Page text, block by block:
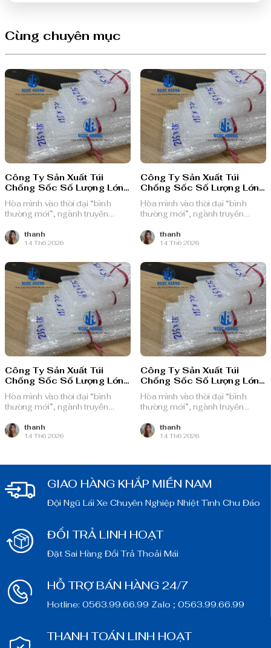
Cùng chuyên mục
Công Ty Sản Xuất Túi
Chống Sốc Số Lượng Lớn
Huyện Củ Chi
Hòa mình vào thời đại “bình
thường mới”, ngành truyền
nguồn lực dồi dào và chiến lược
bài bản, sẵn sàng ghi danh trên
thanh
14 Th6 2026
Công Ty Sản Xuất Túi
Chống Sốc Số Lượng Lớn
Tại Huyện Hóc Môn
Hòa mình vào thời đại “bình
thường mới”, ngành truyền
nguồn lực dồi dào và chiến lược
bài bản, sẵn sàng ghi danh trên
thanh
14 Th6 2026
Công Ty Sản Xuất Túi
Chống Sốc Số Lượng Lớn
Huyện Nhà Bè
Hòa mình vào thời đại “bình
thường mới”, ngành truyền
nguồn lực dồi dào và chiến lược
bài bản, sẵn sàng ghi danh trên
thanh
14 Th6 2026
Công Ty Sản Xuất Túi
Chống Sốc Số Lượng Lớn
Tại Khu Công Nghệ Cao
TP.HCM
Hòa mình vào thời đại “bình
thường mới”, ngành truyền
nguồn lực dồi dào và chiến lược
bài bản, sẵn sàng ghi danh trên
thanh
14 Th6 2026
GIAO HÀNG KHẮP MIỀN NAM
Đội Ngũ Lái Xe Chuyên Nghiệp Nhiệt Tình Chu Đáo
ĐỔI TRẢ LINH HOẠT
Đặt Sai Hàng Đổi Trả Thoải Mái
HỖ TRỢ BÁN HÀNG 24/7
Hotline: 0563.99.66.99 Zalo ; 0563.99.66.99
THANH TOÁN LINH HOẠT